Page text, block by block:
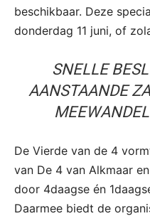
beschikbaar. Deze
donderdag 11 juni, of
SNELLE
AANSTAANDE
De Vierde van de 4
van De 4 van Alkmaar
door 4daagse én
Daarmee biedt de